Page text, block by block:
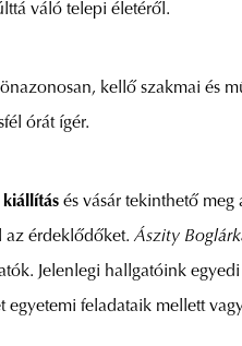
váló telepi életéről.
kellő szakmai és
órát ígér.
kiállítás és vásár tekinthető
az érdeklődőket.Ászity
Jelenlegi hallgatóink
egyetemi feladataik mellett